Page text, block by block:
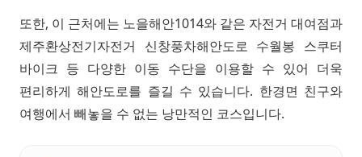
또한, 이 근처에는 노을해안1014와 같은 자전거 대여점과
제주환상전기자전거 신창풍차해안도로 수월봉 스쿠터
바이크 등 다양한 이동 수단을 이용할 수 있어 더욱
편리하게 해안도로를 즐길 수 있습니다. 한경면 친구와
여행에서 빼놓을 수 없는 낭만적인 코스입니다.